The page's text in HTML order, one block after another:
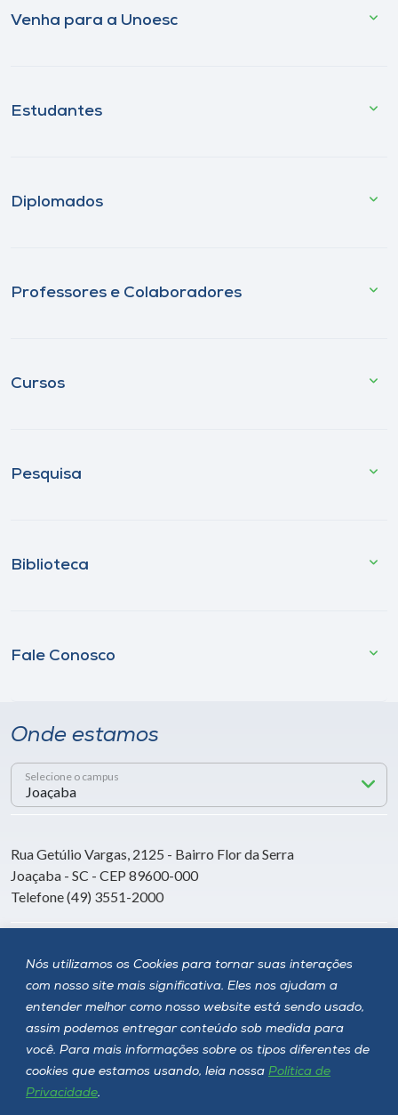
Nós utilizamos os Cookies para tornar suas interações
com nosso site mais significativa. Eles nos ajudam a
entender melhor como nosso website está sendo usado,
assim podemos entregar conteúdo sob medida para
você. Para mais informações sobre os tipos diferentes de
cookies que estamos usando, leia nossa Política de
Privacidade.
Venha para a Unoesc
Estudantes
Diplomados
Professores e Colaboradores
Cursos
Pesquisa
Biblioteca
Fale Conosco
Onde estamos
Selecione o campus
Rua Getúlio Vargas, 2125 - Bairro Flor da Serra
Joaçaba - SC - CEP 89600-000
Telefone (49) 3551-2000
Siga a Unoesc